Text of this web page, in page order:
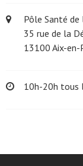
Pôle Santé de
35 rue de la
13100 Aix-en-
10h-20h tous